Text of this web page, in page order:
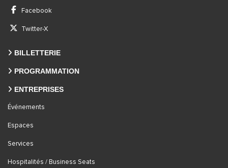
Facebook
Twitter-X
BILLETTERIE
PROGRAMMATION
ENTREPRISES
Événements
Espaces
Services
Hospitalités / Business Seats